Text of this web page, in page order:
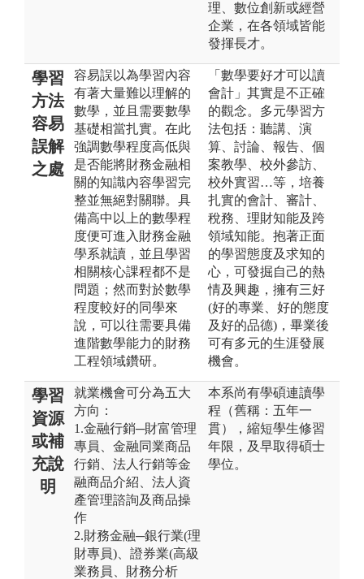
理、數位創新或經營
企業，在各領域皆能
發揮長才。
學習
方法
容易
誤解
之處
容易誤以為學習內容
有著大量難以理解的
數學，並且需要數學
基礎相當扎實。在此
強調數學程度高低與
是否能將財務金融相
關的知識內容學習完
整並無絕對關聯。具
備高中以上的數學程
度便可進入財務金融
學系就讀，並且學習
相關核心課程都不是
問題；然而對於數學
程度較好的同學來
說，可以往需要具備
進階數學能力的財務
工程領域鑽研。
「數學要好才可以讀
會計」其實是不正確
的觀念。多元學習方
法包括：聽講、演
算、討論、報告、個
案教學、校外參訪、
校外實習…等，培養
扎實的會計、審計、
稅務、理財知能及跨
領域知能。抱著正面
的學習態度及求知的
心，可發掘自己的熱
情及興趣，擁有三好
(好的專業、好的態度
及好的品德)，畢業後
可有多元的生涯發展
機會。
學習
資源
或補
充說
明
就業機會可分為五大
方向：
1.金融行銷─財富管理
專員、金融同業商品
行銷、法人行銷等金
融商品介紹、法人資
產管理諮詢及商品操
作
2.財務金融─銀行業(理
財專員)、證券業(高級
業務員、財務分析
本系尚有學碩連讀學
程（舊稱：五年一
貫），縮短學生修習
年限，及早取得碩士
學位。